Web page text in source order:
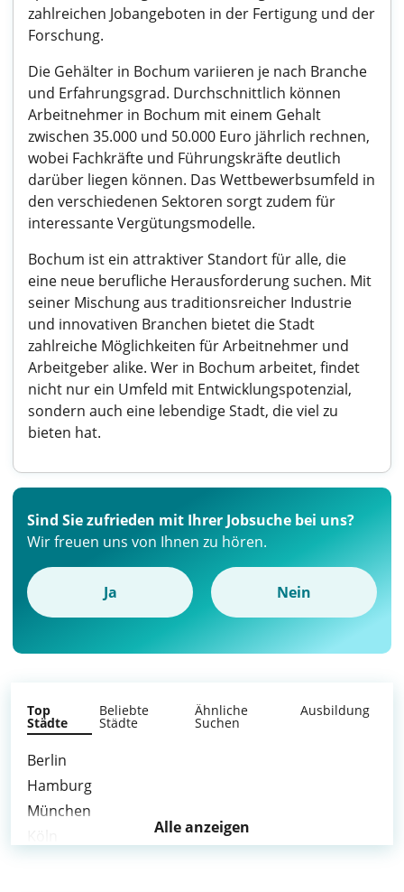
zahlreichen Jobangeboten in der Fertigung und der
Forschung.
Die Gehälter in Bochum variieren je nach Branche
und Erfahrungsgrad. Durchschnittlich können
Arbeitnehmer in Bochum mit einem Gehalt
zwischen 35.000 und 50.000 Euro jährlich rechnen,
wobei Fachkräfte und Führungskräfte deutlich
darüber liegen können. Das Wettbewerbsumfeld in
den verschiedenen Sektoren sorgt zudem für
interessante Vergütungsmodelle.
Bochum ist ein attraktiver Standort für alle, die
eine neue berufliche Herausforderung suchen. Mit
seiner Mischung aus traditionsreicher Industrie
und innovativen Branchen bietet die Stadt
zahlreiche Möglichkeiten für Arbeitnehmer und
Arbeitgeber alike. Wer in Bochum arbeitet, findet
nicht nur ein Umfeld mit Entwicklungspotenzial,
sondern auch eine lebendige Stadt, die viel zu
bieten hat.
Sind Sie zufrieden mit Ihrer Jobsuche bei uns?
Wir freuen uns von Ihnen zu hören.
Ja Nein
Top
Städte
Beliebte
Städte
Ähnliche
Suchen
Ausbildung
Berlin
Hamburg
München
Alle anzeigen